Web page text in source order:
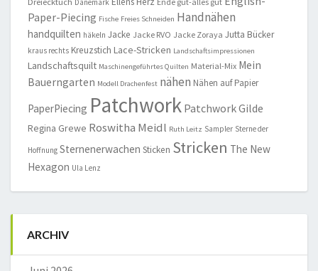
Dänemark
Paper-Piecing Fische Freies Schneiden Handnähen
handquilten häkeln Jacke Jacke RVO Jacke Zoraya Jutta Bücker
kraus rechts Kreuzstich Lace-Stricken Landschaftsimpressionen
Landschaftsquilt Maschinengeführtes Quilten Material-Mix Mein
Bauerngarten Modell Drachenfest nähen Nähen auf Papier
PaperPiecing Patchwork Patchwork Gilde
Regina Grewe Roswitha Meidl Ruth Leitz Sampler Sterne der
Hoffnung Sternenerwachen Sticken Stricken The New
Hexagon Ula Lenz
ARCHIV